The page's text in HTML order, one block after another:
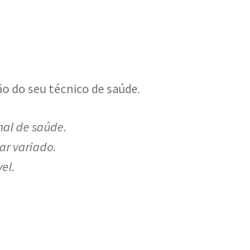
do seu técnico de saúde.
de saúde.
variado.